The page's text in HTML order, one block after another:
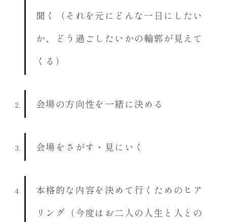
聞く（それを元にどんな一日にしたい
か、どう過ごしたいかの輪郭が見えて
くる）
会場の方向性を一緒に決める
会場をさがす・見にいく
本格的な内容を決めて行くためのヒア
リング（今度はお二人の人生と人との